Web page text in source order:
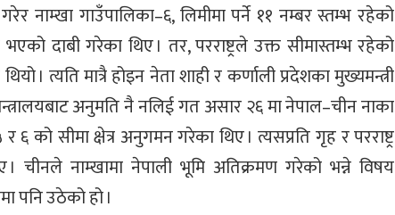
नाम्खा गाउँपालिका–६, लिमीमा पर्ने ११ नम्बर स्तम्भ रहेको
दाबी गरेका थिए । तर, परराष्ट्रले उक्त सीमास्तम्भ रहेको
। त्यति मात्रै होइन नेता शाही र कर्णाली प्रदेशका मुख्यमन्त्री
अनुमति नै नलिई गत असार २६ मा नेपाल–चीन नाका
६ को सीमा क्षेत्र अनुगमन गरेका थिए । त्यसप्रति गृह र परराष्ट्र
। चीनले नाम्खामा नेपाली भूमि अतिक्रमण गरेको भन्ने विषय
पनि उठेको हो ।